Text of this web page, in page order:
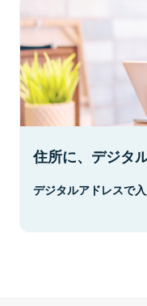
住所に、デジタ
デジタルアドレスで